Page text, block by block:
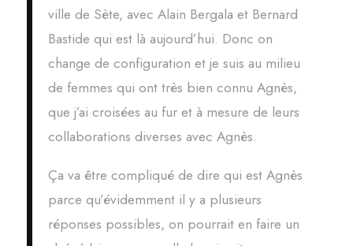
ville de Sète, avec Alain Bergala et Bernard
Bastide qui est là aujourd’hui. Donc on
change de configuration et je suis au milieu
de femmes qui ont très bien connu Agnès,
que j’ai croisées au fur et à mesure de leurs
collaborations diverses avec Agnès.
Ça va être compliqué de dire qui est Agnès
parce qu’évidemment il y a plusieurs
réponses possibles, on pourrait en faire un